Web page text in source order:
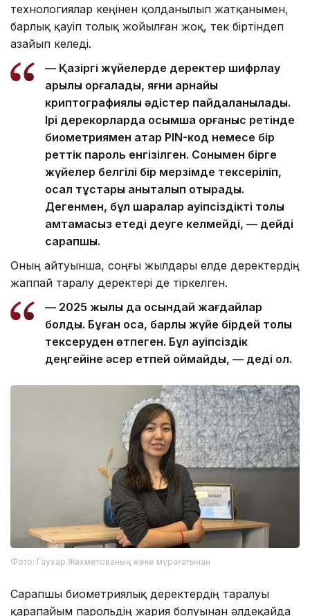
технологиялар кеңінен қолданылып жатқанымен,
барлық қауіп толық жойылған жоқ, тек біртіндеп
азайып келеді.
— Қазіргі жүйелерде деректер шифрлау
арқылы қорғалады, яғни арнайы
криптографиялық әдістер пайдаланылады.
Ірі дерекқорларда қосымша қорғаныс ретінде
биометриямен қатар PIN-код немесе бір
реттік пароль енгізілген. Сонымен бірге
жүйелер белгілі бір мерзімде тексеріліп,
осал тұстары анықталып отырады.
Дегенмен, бұл шаралар қауіпсіздікті толық
қамтамасыз етеді деуге келмейді, — дейді
сарапшы.
Оның айтуынша, соңғы жылдары елде деректердің
жаппай таралу деректері де тіркелген.
— 2025 жылы да осындай жағдайлар
болды. Бұған қоса, барлық жүйе бірдей толық
тексеруден өтпеген. Бұл қауіпсіздік
деңгейіне әсер етпей қоймайды, — деді ол.
Фото: Гаухар Жахметованың жеке мұрағатынан
Сарапшы биометриялық деректердің таралуы
қарапайым парольдің жария болуынан әлдеқайда